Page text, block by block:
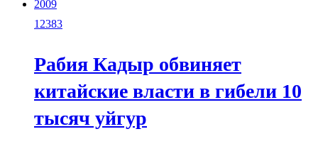
2009
12383
Рабия Кадыр обвиняет
китайские власти в гибели 10
тысяч уйгур